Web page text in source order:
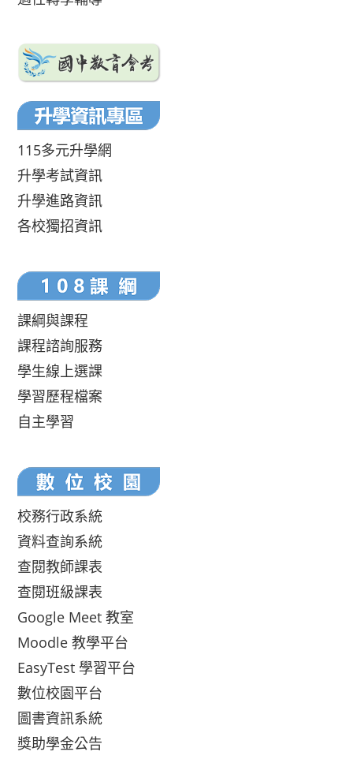
115多元升學網
升學考試資訊
升學進路資訊
各校獨招資訊
課綱與課程
課程諮詢服務
學生線上選課
學習歷程檔案
自主學習
校務行政系統
資料查詢系統
查閱教師課表
查閱班級課表
Google Meet 教室
Moodle 教學平台
EasyTest 學習平台
數位校園平台
圖書資訊系統
獎助學金公告